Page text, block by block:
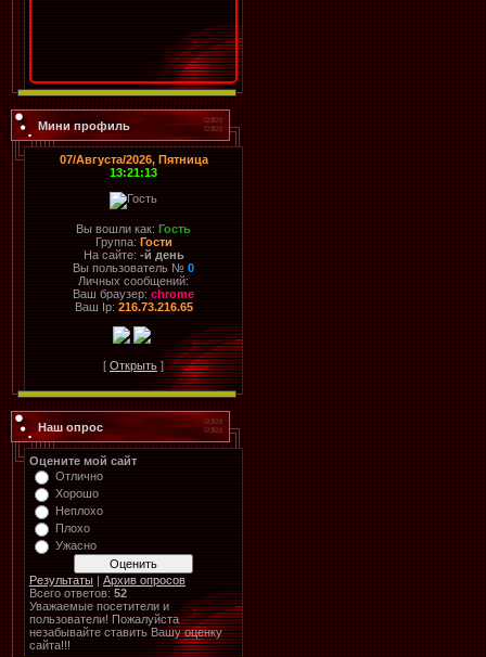
Мини профиль
07/Августа/2026, Пятница
13:21:13
Вы вошли как: Гость
Группа: Гости
На сайте: -й день
Вы пользователь № 0
Личных сообщений:
Ваш браузер: chrome
Ваш Ip:216.73.216.65
[ Открыть]
Наш опрос
Оцените мой сайт
Отлично
Хорошо
Неплохо
Плохо
Ужасно
Результаты
Архив опросов
Всего ответов: 52
Уважаемые посетители и
пользователи! Пожалуйста
незабывайте ставить Вашу оценку
сайта!!!